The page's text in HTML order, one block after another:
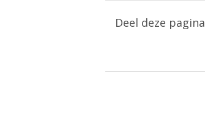
Deel deze pagina